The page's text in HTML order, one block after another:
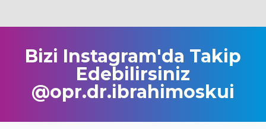
Bizi Instagram'da Takip
Edebilirsiniz
@opr.dr.ibrahimoskui